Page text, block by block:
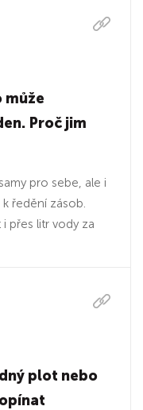
může
Proč jim
pro sebe, ale i
ředění zásob.
přes litr vody za
plot nebo